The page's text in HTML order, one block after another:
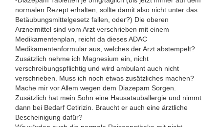
normalen Rezept erhalten, sollte damit also nicht unter das
Betäubungsmittelgesetz fallen, oder?) Die oberen
Arzneimittel sind vom Arzt verschrieben mit einem
Medikamentenplan, reicht da dieses ADAC
Medikamentenformular aus, welches der Arzt abstempelt?
Zusätzlich nehme ich Magnesium ein, nicht
verschreibungspflichtig und wird ambulant auch nicht
verschrieben. Muss ich noch etwas zusätzliches machen?
Mache mir vor Allem wegen dem Diazepam Sorgen.
Zusätzlich hat mein Sohn eine Hausatauballergie und nimmt
dann bei Bedarf Cetirizin. Braucht er auch eine ärztliche
Bescheinigung dafür?